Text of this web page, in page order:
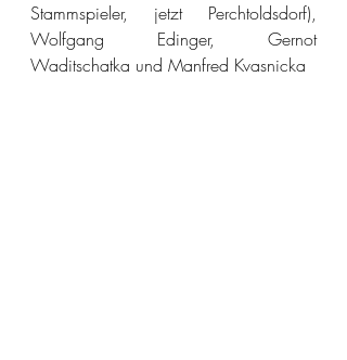
Stammspieler, jetzt Perchtoldsdorf),
Wolfgang Edinger, Gernot
Waditschatka und Manfred Kvasnicka